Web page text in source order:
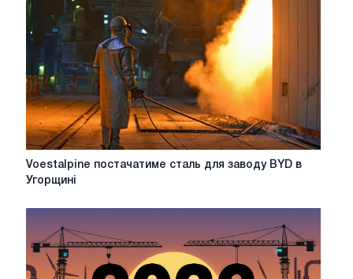
батарей
Guoxuan
High-
tech
Co
Voestalpine
постачатиме
для
заводу
BYD
Угорщині
Voestalpine постачатиме сталь для заводу BYD в
Угорщині